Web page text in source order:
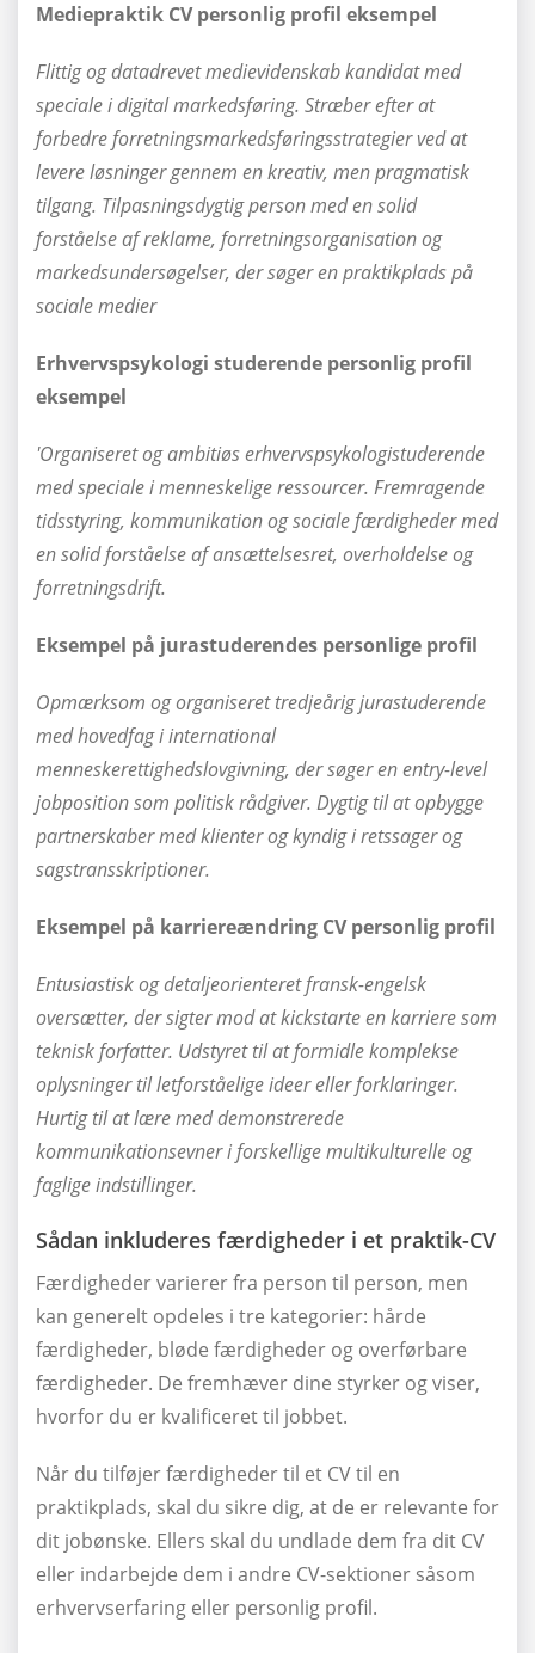
Mediepraktik CV personlig profil eksempel
Flittig og datadrevet medievidenskab kandidat med
speciale i digital markedsføring. Stræber efter at
forbedre forretningsmarkedsføringsstrategier ved at
levere løsninger gennem en kreativ, men pragmatisk
tilgang. Tilpasningsdygtig person med en solid
forståelse af reklame, forretningsorganisation og
markedsundersøgelser, der søger en praktikplads på
sociale medier
Erhvervspsykologi studerende personlig profil
eksempel
'Organiseret og ambitiøs erhvervspsykologistuderende
med speciale i menneskelige ressourcer. Fremragende
tidsstyring, kommunikation og sociale færdigheder med
en solid forståelse af ansættelsesret, overholdelse og
forretningsdrift.
Eksempel på jurastuderendes personlige profil
Opmærksom og organiseret tredjeårig jurastuderende
med hovedfag i international
menneskerettighedslovgivning, der søger en entry-level
jobposition som politisk rådgiver. Dygtig til at opbygge
partnerskaber med klienter og kyndig i retssager og
sagstransskriptioner.
Eksempel på karriereændring CV personlig profil
Entusiastisk og detaljeorienteret fransk-engelsk
oversætter, der sigter mod at kickstarte en karriere som
teknisk forfatter. Udstyret til at formidle komplekse
oplysninger til letforståelige ideer eller forklaringer.
Hurtig til at lære med demonstrerede
kommunikationsevner i forskellige multikulturelle og
faglige indstillinger.
Sådan inkluderes færdigheder i et praktik-CV
Færdigheder varierer fra person til person, men
kan generelt opdeles i tre kategorier: hårde
færdigheder, bløde færdigheder og overførbare
færdigheder. De fremhæver dine styrker og viser,
hvorfor du er kvalificeret til jobbet.
Når du tilføjer færdigheder til et CV til en
praktikplads, skal du sikre dig, at de er relevante for
dit jobønske. Ellers skal du undlade dem fra dit CV
eller indarbejde dem i andre CV-sektioner såsom
erhvervserfaring eller personlig profil.